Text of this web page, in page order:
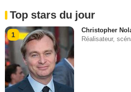
Top stars du jour
1
Christopher
Réalisateur,